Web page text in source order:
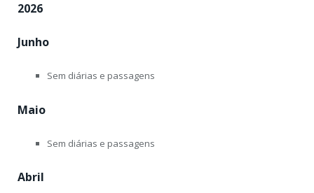
2026
Junho
Sem diárias e passagens
Maio
Sem diárias e passagens
Abril